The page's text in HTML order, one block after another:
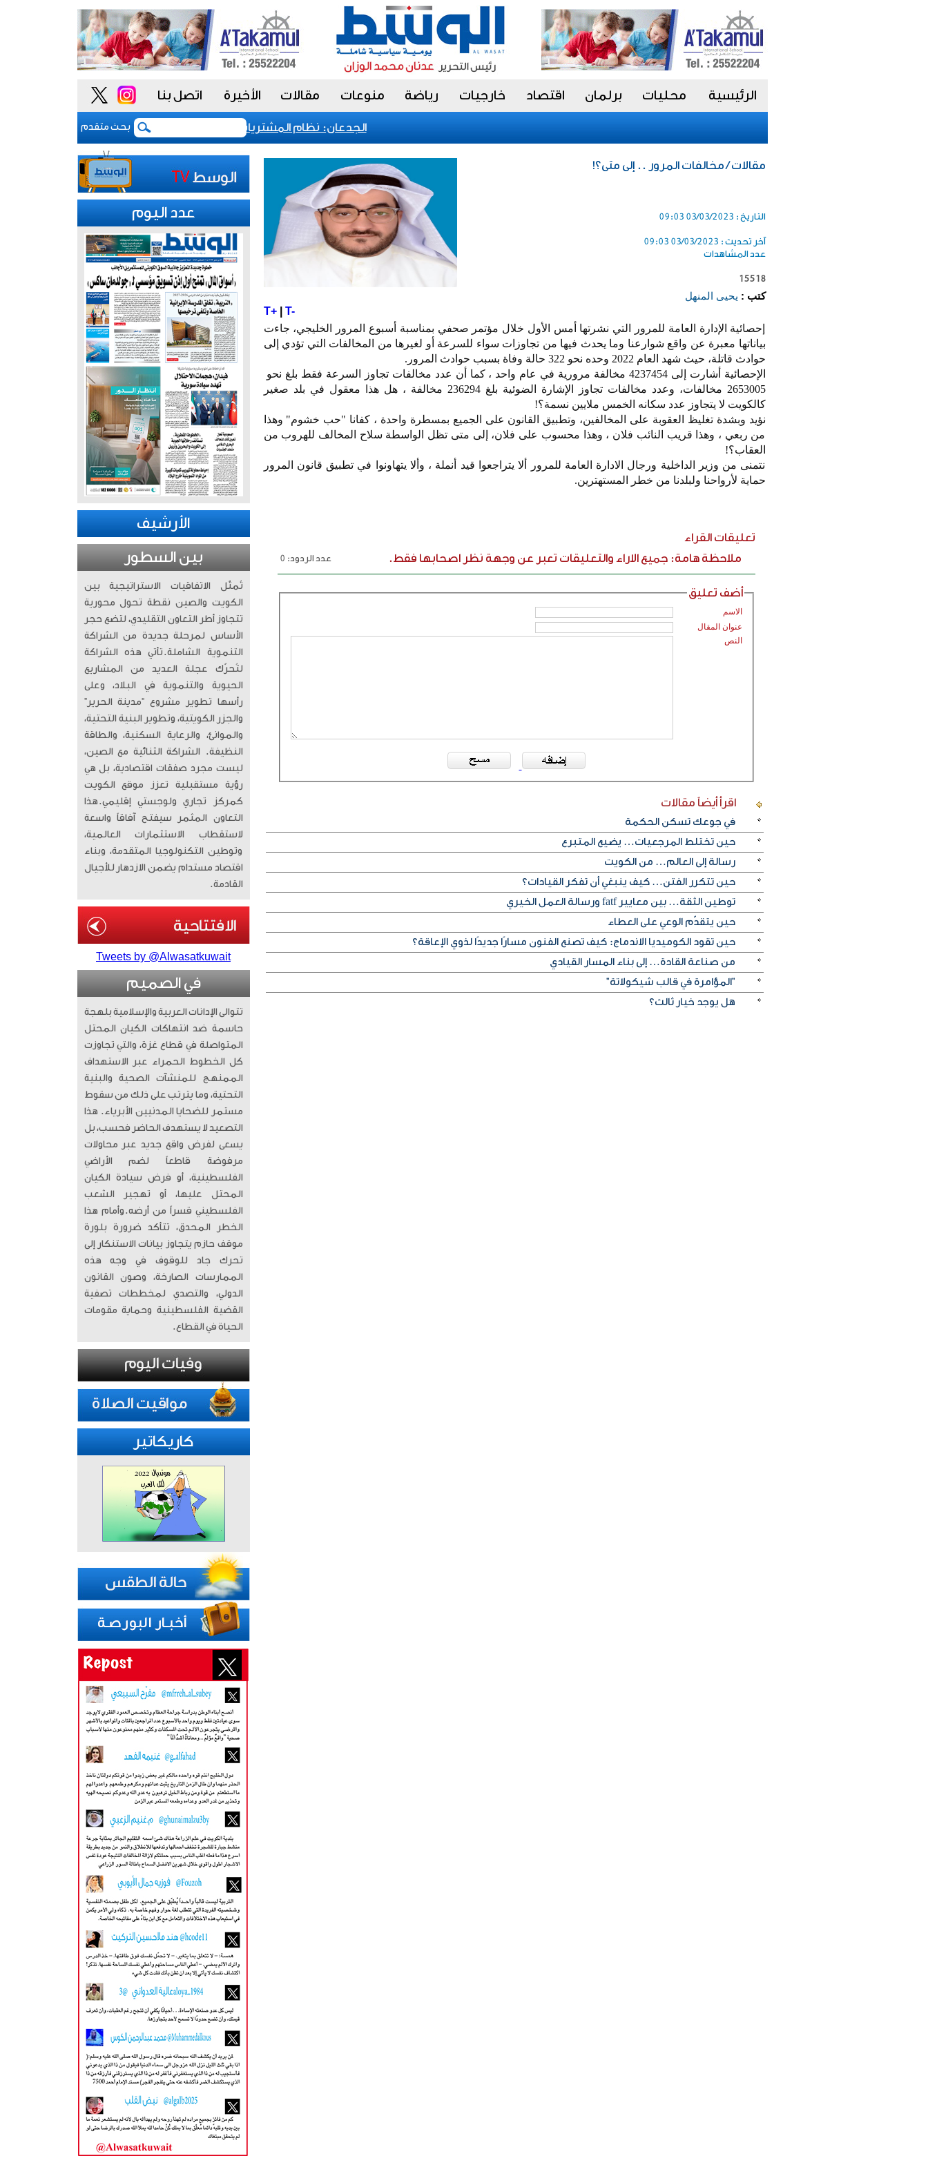
الرئيسية محليات برلمان اقتصاد خارجيات رياضة منوعات مقالات الأخيرة اتصل بنا
بحث متقدم
الجدعان: نظام المشتريات يمنح الحكومة السعودية أدوات أكثر مرونة
مقالات / مخالفات المرور .. إلى متى؟!
التاريخ : 03/03/2023 09:03
آخر تحديث : 03/03/2023 09:03
عدد المشاهدات
15518
كتب : يحيى المنهل
T+| T-
إحصائية الإدارة العامة للمرور التي نشرتها أمس الأول خلال مؤتمر صحفي بمناسبة أسبوع المرور الخليجي، جاءت
بياناتها معبرة عن واقع شوارعنا وما يحدث فيها من تجاوزات سواء للسرعة أو لغيرها من المخالفات التي تؤدي إلى
حوادث قاتلة، حيث شهد العام 2022 وحده نحو 322 حالة وفاة بسبب حوادث المرور.
الإحصائية أشارت إلى 4237454 مخالفة مرورية في عام واحد ، كما أن عدد مخالفات تجاوز السرعة فقط بلغ نحو
2653005 مخالفات، وعدد مخالفات تجاوز الإشارة الضوئية بلغ 236294 مخالفة ، هل هذا معقول في بلد صغير
كالكويت لا يتجاوز عدد سكانه الخمس ملايين نسمة؟!
نؤيد وبشدة تغليظ العقوبة على المخالفين، وتطبيق القانون على الجميع بمسطرة واحدة ، كفانا "حب خشوم" وهذا
من ربعي ، وهذا قريب النائب فلان ، وهذا محسوب على فلان، إلى متى تظل الواسطة سلاح المخالف للهروب من
العقاب؟!
نتمنى من وزير الداخلية ورجال الادارة العامة للمرور ألا يتراجعوا قيد أنملة ، وألا يتهاونوا في تطبيق قانون المرور
حماية لأرواحنا ولبلدنا من خطر المستهترين.
تعليقات القراء
ملاحظة هامة: جميع الاراء والتعليقات تعبر عن وجهة نظر اصحابها فقط.
عدد الردود: 0
أضف تعليق
الاسم
عنوان المقال
النص
اقرأ أيضاً مقالات
في جوعك تسكن الحكمة
حين تختلط المرجعيات… يضيع المتبرع
رسالة إلى العالم… من الكويت
حين تتكرر الفتن… كيف ينبغي أن تفكر القيادات؟
توطين الثقة… بين معايير fatf ورسالة العمل الخيري
حين يتقدّم الوعي على العطاء
حين تقود الكوميديا الاندماج: كيف تصنع الفنون مسارًا جديدًا لذوي الإعاقة؟
من صناعة القادة… إلى بناء المسار القيادي
"المؤامرة في قالب شيكولاتة"
هل يوجد خيار ثالث؟
عدد اليوم
الأرشيف
بين السطور
تُمثّل الاتفاقيات الاستراتيجية بين
الكويت والصين نقطة تحول محورية
تتجاوز أطر التعاون التقليدي، لتضع حجر
الأساس لمرحلة جديدة من الشراكة
التنموية الشاملة. ​تأتي هذه الشراكة
لتُحرّك عجلة العديد من المشاريع
الحيوية والتنموية في البلاد، وعلى
رأسها تطوير مشروع “مدينة الحرير”
والجزر الكويتية، وتطوير البنية التحتية،
والموانئ، والرعاية السكنية، والطاقة
النظيفة. الشراكة الثنائية مع الصين،
ليست مجرد صفقات اقتصادية، بل هي
رؤية مستقبلية تعزز موقع الكويت
كمركز تجاري ولوجستي إقليمي. ​هذا
التعاون المثمر سيفتح آفاقاً واسعة
لاستقطاب الاستثمارات العالمية،
وتوطين التكنولوجيا المتقدمة، وبناء
اقتصاد مستدام يضمن الازدهار للأجيال
القادمة.
Tweets by @Alwasatkuwait
في الصميم
تتوالى الإدانات العربية والإسلامية بلهجة
حاسمة ضد انتهاكات الكيان المحتل
المتواصلة في قطاع غزة، والتي تجاوزت
كل الخطوط الحمراء عبر الاستهداف
الممنهج للمنشآت الصحية والبنية
التحتية، وما يترتب على ذلك من سقوط
مستمر للضحايا المدنيين الأبرياء. ​ هذا
التصعيد لا يستهدف الحاضر فحسب، بل
يسعى لفرض واقع جديد عبر محاولات
مرفوضة قاطعاً لضم الأراضي
الفلسطينية، أو فرض سيادة الكيان
المحتل عليها، أو تهجير الشعب
الفلسطيني قسراً من أرضه. ​وأمام هذا
الخطر المحدق، تتأكد ضرورة بلورة
موقف حازم يتجاوز بيانات الاستنكار إلى
تحرك جاد للوقوف في وجه هذه
الممارسات الصارخة، وصون القانون
الدولي، والتصدي لمخططات تصفية
القضية الفلسطينية وحماية مقومات
الحياة في القطاع.
كاريكاتير